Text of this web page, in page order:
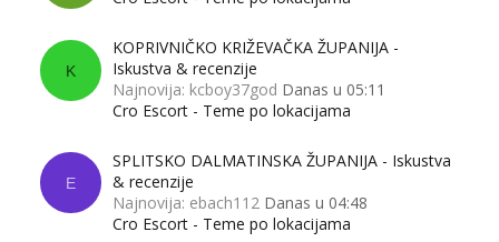
K
KOPRIVNIČKO KRIŽEVAČKA ŽUPANIJA -
Iskustva & recenzije
Najnovija: kcboy37god Danas u 05:11
Cro Escort - Teme po lokacijama
E
SPLITSKO DALMATINSKA ŽUPANIJA - Iskustva
& recenzije
Najnovija: ebach112 Danas u 04:48
Cro Escort - Teme po lokacijama